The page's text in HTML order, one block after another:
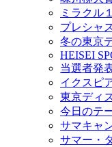
ミラクル
プレシャ
冬の東京
HEISEI
当選者発
イクスピ
東京ディ
今日のテ
サマキャ
サマー・